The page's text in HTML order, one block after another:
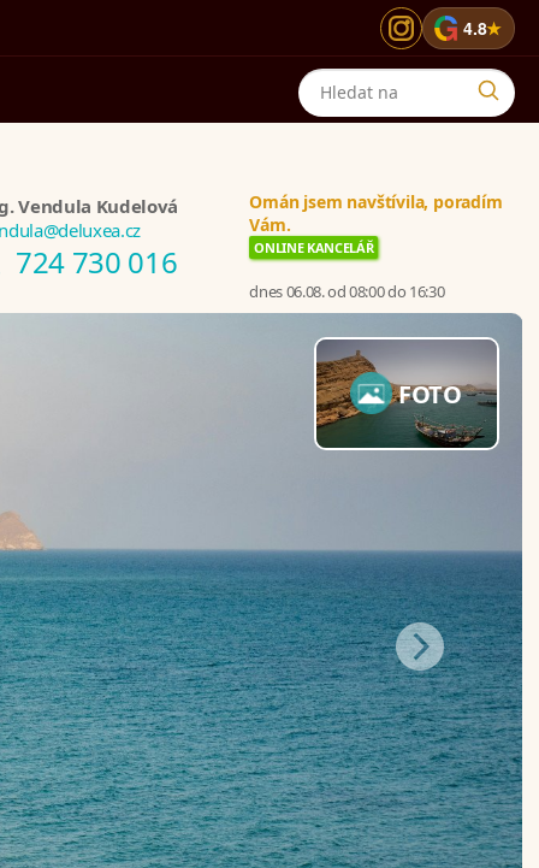
G 4.8★
Vendula Kudelová
724 730 016
Omán jsem navštívila, poradím
Vám.
ONLINE KANCELÁŘ
dnes 06.08. od 08:00 do 16:30
FOTO